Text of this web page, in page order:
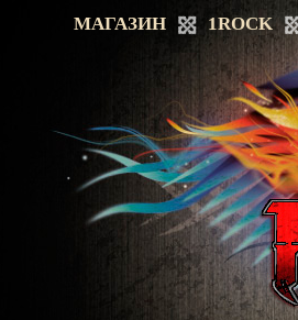
МАГАЗИН 1ROCK